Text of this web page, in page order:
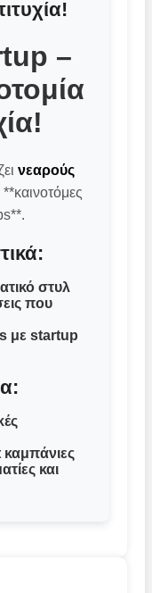
–
νεαρούς
στυλ
που
με startup
και